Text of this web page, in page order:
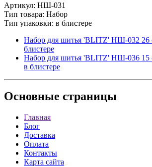
Артикул: НШ-031
Тип товара: Набор
Тип упаковки: в блистере
Набор для шитья 'BLITZ' НШ-032 26
блистере
Набор для шитья 'BLITZ' НШ-036 15
в блистере
Основные страницы
Главная
Блог
Доставка
Оплата
Контакты
Карта сайта